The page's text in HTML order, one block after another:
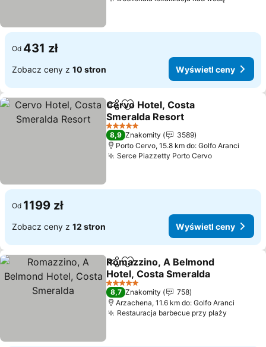
Od 431 zł
Zobacz ceny z 10 stron Wyświetl ceny
Udostępnij
Dodaj do ulubionych
Cervo Hotel, Costa
Smeralda Resort
Wyświetl ceny
5 Kategoria
8,9 Znakomity
3589
Porto Cervo, 15.8 km do: Golfo Aranci
Serce Piazzetty Porto CervoWyświetl
Od 1199 zł
Zobacz ceny z 12 stron Wyświetl ceny
Udostępnij
Dodaj do ulubionych
Romazzino, A Belmond
Hotel, Costa Smeralda
Wyświetl ceny
5 Kategoria
8,7 Znakomity
758
Arzachena, 11.6 km do: Golfo Aranci
Restauracja barbecue przy plaży